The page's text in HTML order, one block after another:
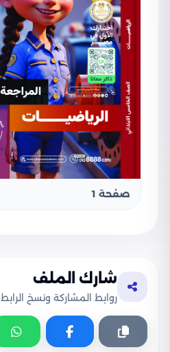
صفحة 1
شارك الملف
روابط المشاركة ونسخ الرابط